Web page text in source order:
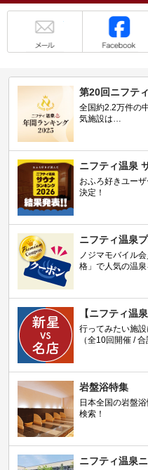
第20回ニフテ
全国約2.2万件の
気施設は…
ニフティ温泉
おふろ好きユー
決定！
ニフティ温泉
ノジマモバイル
格」で人気の温泉
【ニフティ温
行ってみたい施
（全10回開催 / 合
岩盤浴特集
日本全国の岩盤
検索！
ニフティ温泉